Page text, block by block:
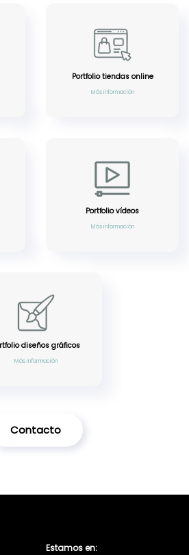
Portfolio tiendas online
Más información
Portfolio vídeos
Más información
diseños gráficos
Más información
Contacto
Estamos en: